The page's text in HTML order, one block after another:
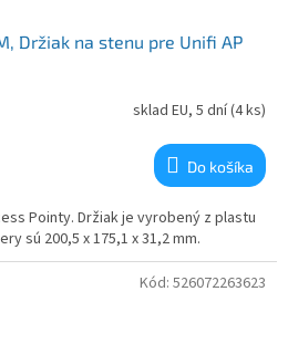
Držiak na stenu pre Unifi AP
sklad EU, 5 dní(4 ks)
Do košíka
Pointy. Držiak je vyrobený z plastu
sú 200,5 x 175,1 x 31,2 mm.
Kód: 526072263623